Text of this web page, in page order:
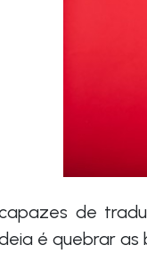
de
é quebrar